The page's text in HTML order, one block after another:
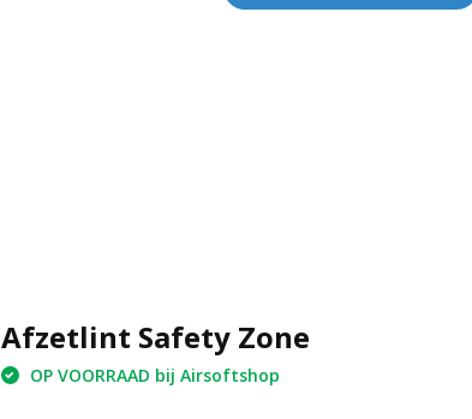
Afzetlint Safety Zone
OP VOORRAAD bij Airsoftshop